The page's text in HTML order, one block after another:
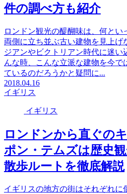
件の調べ方も紹介
ロンドン観光の醍醐味は、何と
両側に立ち並ぶ古い建物を見上げ
ジアンやビクトリアン時代に迷い
んな時、こんな立派な建物を今で
ているのだろうかと疑問に...
2018.04.16
イギリス
イギリス
ロンドンから直ぐの
ポン・テムズは歴史
散歩ルートを徹底解説
イギリスの地方の街はそれぞれに